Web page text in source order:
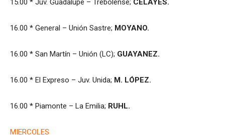
15.00 * Juv. Guadalupe – Trebolense; CELAYES.
16.00 * General – Unión Sastre; MOYANO.
16.00 * San Martín – Unión (LC); GUAYANEZ.
16.00 * El Expreso – Juv. Unida; M. LÓPEZ.
16.00 * Piamonte – La Emilia; RUHL.
MIERCOLES